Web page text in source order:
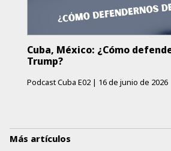
Cuba, México: ¿Cómo
Trump?
Podcast Cuba E02 | 16 de junio de 2026
Más artículos